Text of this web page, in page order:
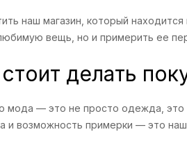
наш магазин, который
вещь, но и примерить ее
делать
мода — это не просто одежда, это
и возможность примерки — это